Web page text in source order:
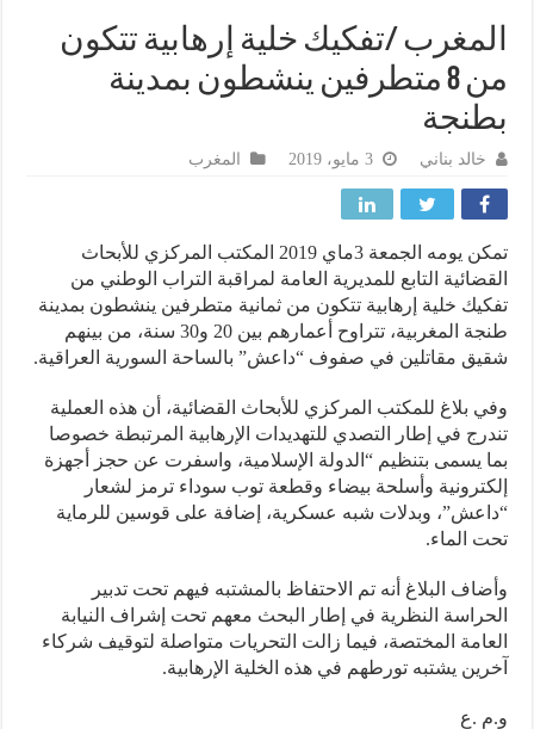
/تفكيك خلية إرهابية تتكون
من 8 متطرفين ينشطون بمدينة
خالد بناني المغرب
تمكن يومه الجمعة 3ماي 2019 المكتب المركزي للأبحاث
التابع للمديرية العامة لمراقبة التراب الوطني من
خلية إرهابية تتكون من ثمانية متطرفين ينشطون بمدينة
طنجة المغربية، تتراوح أعمارهم بين 20 و30 سنة، من بينهم
مقاتلين في صفوف “داعش” بالساحة السورية العراقية.
بلاغ للمكتب المركزي للأبحاث القضائية، أن هذه العملية
في إطار التصدي للتهديدات الإرهابية المرتبطة خصوصا
يسمى بتنظيم “الدولة الإسلامية، واسفرت عن حجز أجهزة
وأسلحة بيضاء وقطعة توب سوداء ترمز لشعار
وبدلات شبه عسكرية، إضافة على قوسين للرماية
الماء.
البلاغ أنه تم الاحتفاظ بالمشتبه فيهم تحت تدبير
النظرية في إطار البحث معهم تحت إشراف النيابة
المختصة، فيما زالت التحريات متواصلة لتوقيف شركاء
يشتبه تورطهم في هذه الخلية الإرهابية.
.ع